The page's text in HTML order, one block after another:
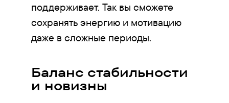
поддерживает. Так вы сможете
сохранять энергию и мотивацию
даже в сложные периоды.
Баланс стабильности
и новизны